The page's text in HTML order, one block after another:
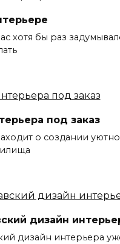
хотя бы раз
под заказ
о создании
дизайн
дизайн интерьера